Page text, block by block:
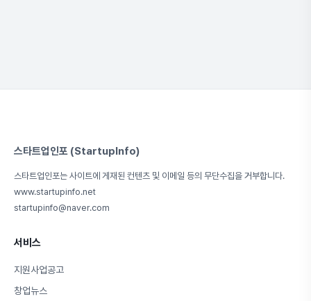
스타트업인포 (StartupInfo)
스타트업인포는 사이트에 게재된 컨텐츠 및 이메일 등의 무단수집을 거부합니다.
www.startupinfo.net
startupinfo@naver.com
서비스
지원사업공고
창업뉴스